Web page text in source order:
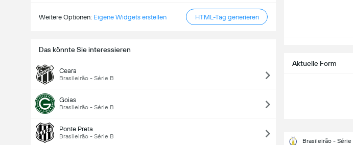
Weitere Optionen: Eigene Widgets erstellen HTML-Tag generieren
Das könnte Sie interessieren
Ceara
Brasileirão - Série B
Goias
Brasileirão - Série B
Ponte Preta
Brasileirão - Série B
Aktuelle Form
Brasileirão - Série